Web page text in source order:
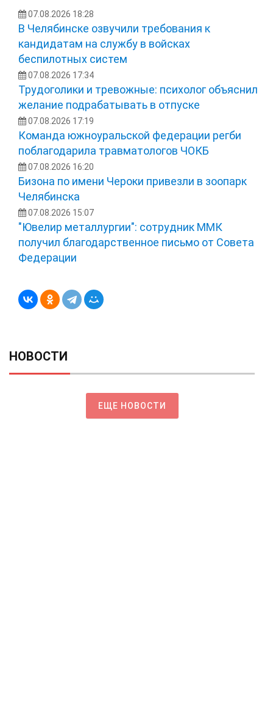
07.08.2026 18:28
В Челябинске озвучили требования к
кандидатам на службу в войсках
беспилотных систем
07.08.2026 17:34
Трудоголики и тревожные: психолог объяснил
желание подрабатывать в отпуске
07.08.2026 17:19
Команда южноуральской федерации регби
поблагодарила травматологов ЧОКБ
07.08.2026 16:20
Бизона по имени Чероки привезли в зоопарк
Челябинска
07.08.2026 15:07
"Ювелир металлургии": сотрудник ММК
получил благодарственное письмо от Совета
Федерации
НОВОСТИ
ЕЩЕ НОВОСТИ